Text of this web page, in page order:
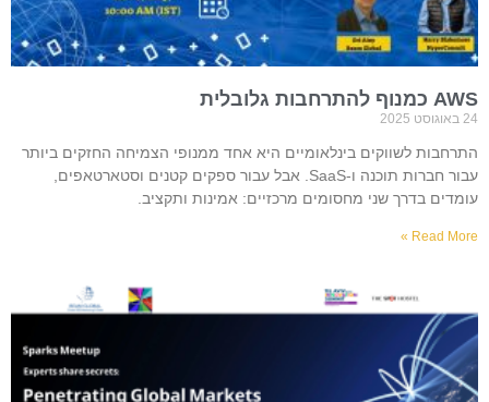
AWS כמנוף להתרחבות גלובלית
24 באוגוסט 2025
התרחבות לשווקים בינלאומיים היא אחד ממנופי הצמיחה החזקים ביותר
עבור חברות תוכנה ו-SaaS. אבל עבור ספקים קטנים וסטארטאפים,
עומדים בדרך שני מחסומים מרכזיים: אמינות ותקציב.
Read More »